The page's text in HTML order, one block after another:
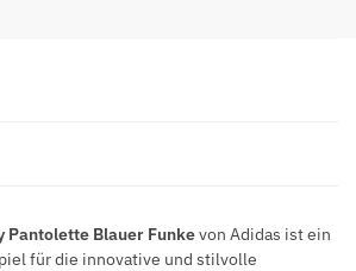
Pantolette Blauer Funkevon Adidas ist ein
für die innovative und stilvolle